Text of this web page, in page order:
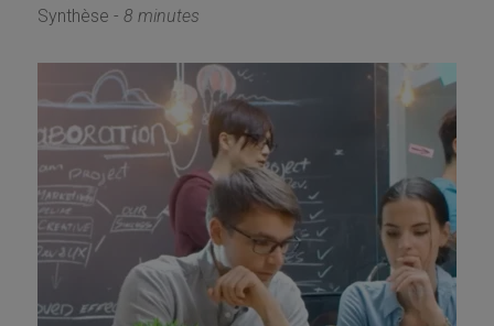
Synthèse - 8 minutes